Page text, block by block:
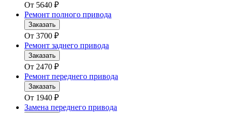
От 5640 ₽
Ремонт полного привода
Заказать
От 3700 ₽
Ремонт заднего привода
Заказать
От 2470 ₽
Ремонт переднего привода
Заказать
От 1940 ₽
Замена переднего привода